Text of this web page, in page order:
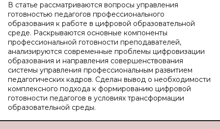
В статье рассматриваются вопросы управления
готовностью педагогов профессионального
образования к работе в цифровой образовательной
среде. Раскрываются основные компоненты
профессиональной готовности преподавателей,
анализируются современные проблемы цифровизации
образования и направления совершенствования
системы управления профессиональным развитием
педагогических кадров. Сделан вывод о необходимости
комплексного подхода к формированию цифровой
готовности педагогов в условиях трансформации
образовательной среды.